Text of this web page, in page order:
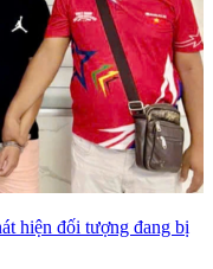
hiện đối tượng đang bị